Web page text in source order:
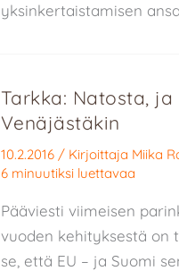
yksinkertaistamisen
Tarkka: Natosta, ja
Venäjästäkin
10.2.2016 / Kirjoittaja Miika
6 minuutiksi luettavaa
Pääviesti viimeisen
vuoden kehityksestä on
se, että EU – ja Suomi